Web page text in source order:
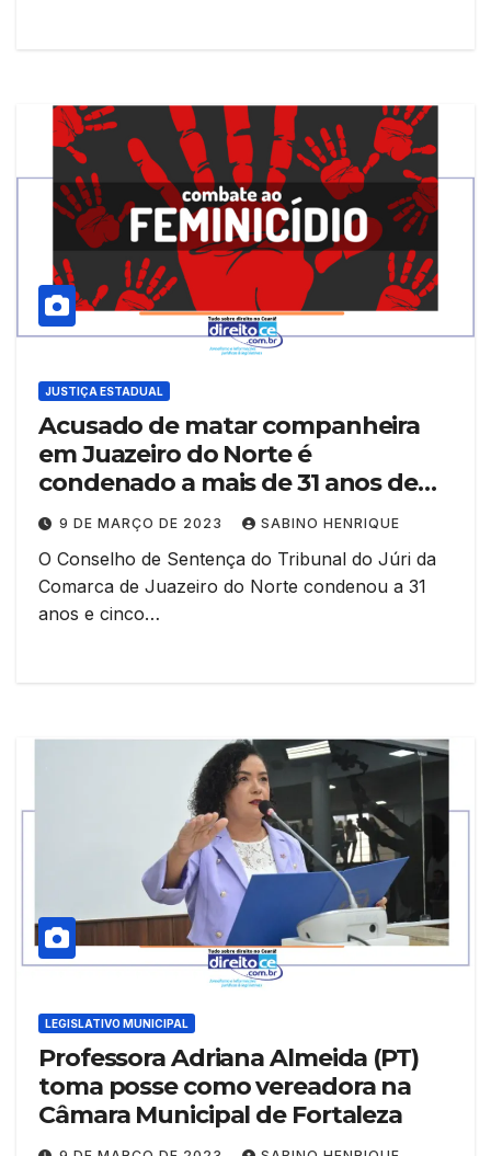
JUSTIÇA ESTADUAL
Acusado de matar companheira
em Juazeiro do Norte é
condenado a mais de 31 anos de
prisão
9 DE MARÇO DE 2023 SABINO HENRIQUE
O Conselho de Sentença do Tribunal do Júri da
Comarca de Juazeiro do Norte condenou a 31
anos e cinco…
LEGISLATIVO MUNICIPAL
Professora Adriana Almeida (PT)
toma posse como vereadora na
Câmara Municipal de Fortaleza